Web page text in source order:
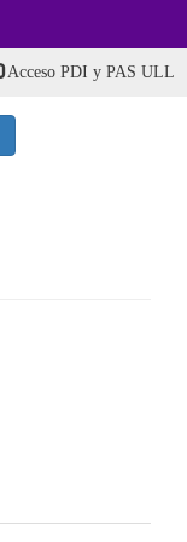
Acceso PDI y PAS ULL